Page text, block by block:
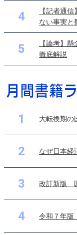
4
【記者通
ない事実と
5
【論考】
徹底解説
1 大転換期の
2 なぜ日本経
3 改訂新版
4 令和７年